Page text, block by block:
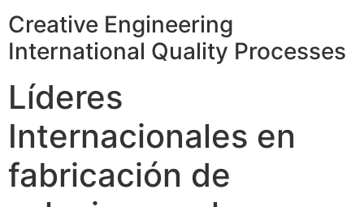
Creative Engineering
International Quality Processes
Líderes
Internacionales en
fabricación de